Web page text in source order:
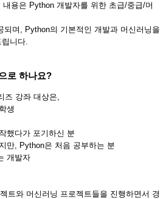
용은 Python 개발자를 위한 초급/중급/머
되며, Python의 기본적인 개발과 머신러닝을
니다.
로 하나요?
즈 강좌 대상은,
생
했다가 포기하신 분
만, Python은 처음 공부하는 분
개발자
트와 머신러닝 프로젝트들을 진행하면서 경